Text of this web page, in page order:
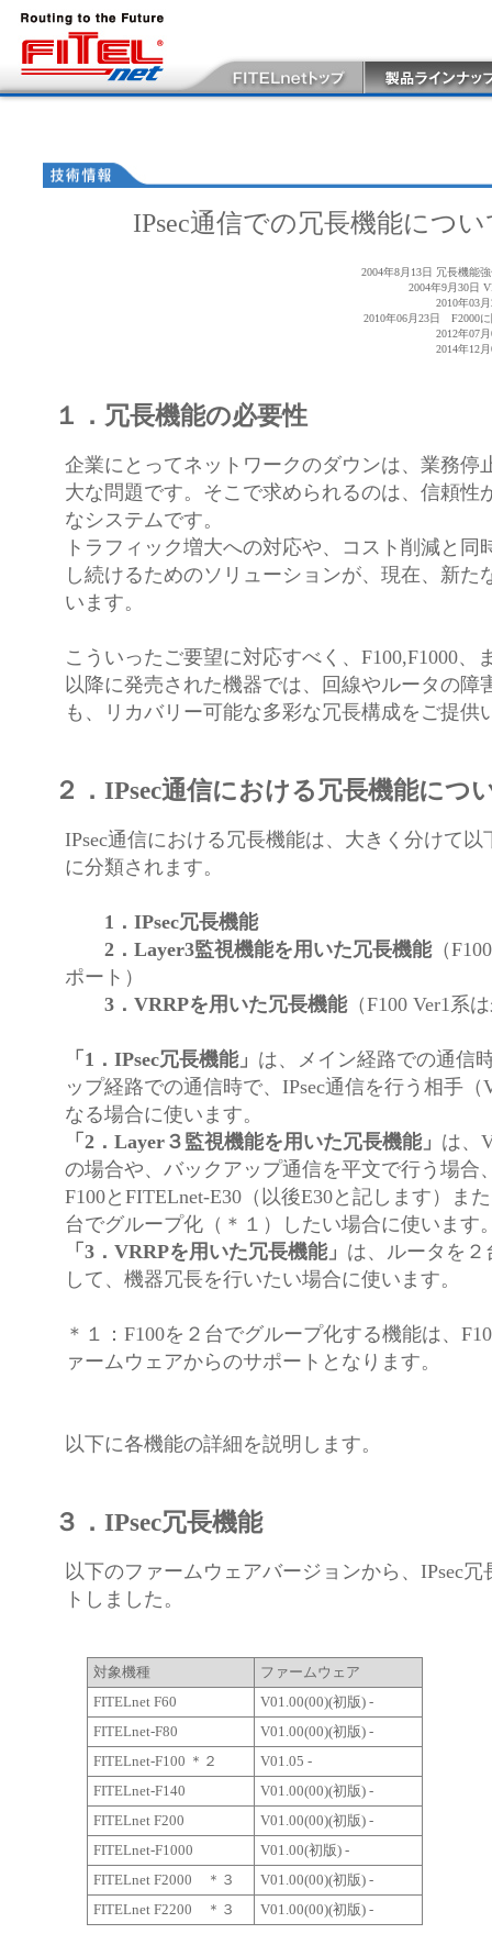
IPsec通信での冗長機能につ
2004年8月13日 冗長機能
2004年9月30日
2010年03
2010年06月23日 F2000
2012年07
2014年12
１．冗長機能の必要性
企業にとってネットワークのダウンは、業務停
大な問題です。そこで求められるのは、信頼性
なシステムです。
トラフィック増大への対応や、コスト削減と同
し続けるためのソリューションが、現在、新た
います。
こういったご要望に対応すべく、F100,F1000、
以降に発売された機器では、回線やルータの障
も、リカバリー可能な多彩な冗長構成をご提供
２．IPsec通信における冗長機能につ
IPsec通信における冗長機能は、大きく分けて以
に分類されます。
1．IPsec冗長機能
2．Layer3監視機能を用いた冗長機能（
ポート）
3．VRRPを用いた冗長機能（F100 Ver1系
「1．IPsec冗長機能」 は、メイン経路での通信
ップ経路での通信時で、IPsec通信を行う相手（
なる場合に使います。
「2．Layer３監視機能を用いた冗長機能」 は、
の場合や、バックアップ通信を平文で行う場合
F100とFITELnet-E30（以後E30と記します）ま
台でグループ化（＊１）したい場合に使います
「3．VRRPを用いた冗長機能」 は、ルータを
して、機器冗長を行いたい場合に使います。
＊１：F100を２台でグループ化する機能は、
ァームウェアからのサポートとなります。
以下に各機能の詳細を説明します。
３．IPsec冗長機能
以下のファームウェアバージョンから、IPsec
トしました。
対象機種
ファームウェア
FITELnet F60
V01.00(00)(初版) -
FITELnet-F80
V01.00(00)(初版) -
FITELnet-F100 ＊２
V01.05 -
FITELnet-F140
V01.00(00)(初版) -
FITELnet F200
V01.00(00)(初版) -
FITELnet-F1000
V01.00(初版) -
FITELnet F2000 ＊３
V01.00(00)(初版) -
FITELnet F2200 ＊３
V01.00(00)(初版) -